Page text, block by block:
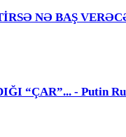
NƏ BAŞ
“ÇAR”... - Putin